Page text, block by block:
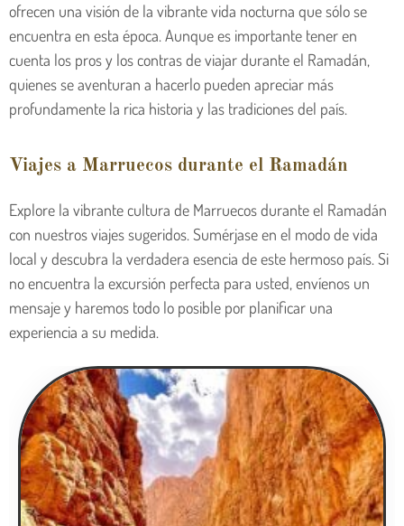
ofrecen una visión de la vibrante vida nocturna que sólo se
encuentra en esta época. Aunque es importante tener en
cuenta los pros y los contras de viajar durante el Ramadán,
quienes se aventuran a hacerlo pueden apreciar más
profundamente la rica historia y las tradiciones del país.
Viajes a Marruecos durante el Ramadán
Explore la vibrante cultura de Marruecos durante el Ramadán
con nuestros viajes sugeridos. Sumérjase en el modo de vida
local y descubra la verdadera esencia de este hermoso país. Si
no encuentra la excursión perfecta para usted, envíenos un
mensaje y haremos todo lo posible por planificar una
experiencia a su medida.